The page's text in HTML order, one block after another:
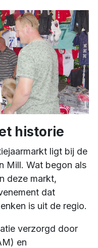
historie
ligt bij de
Mill. Wat begon als
deze markt,
dat
is uit de regio.
verzorgd door
en